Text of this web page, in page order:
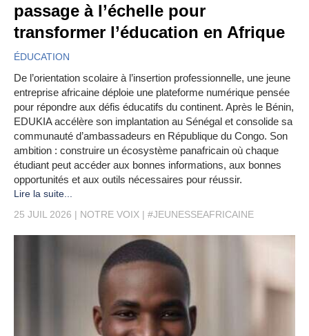
passage à l’échelle pour
transformer l’éducation en Afrique
ÉDUCATION
De l’orientation scolaire à l’insertion professionnelle, une jeune
entreprise africaine déploie une plateforme numérique pensée
pour répondre aux défis éducatifs du continent. Après le Bénin,
EDUKIA accélère son implantation au Sénégal et consolide sa
communauté d’ambassadeurs en République du Congo. Son
ambition : construire un écosystème panafricain où chaque
étudiant peut accéder aux bonnes informations, aux bonnes
opportunités et aux outils nécessaires pour réussir.
Lire la suite...
25 JUIL 2026
NOTRE VOIX #JEUNESSEAFRICAINE